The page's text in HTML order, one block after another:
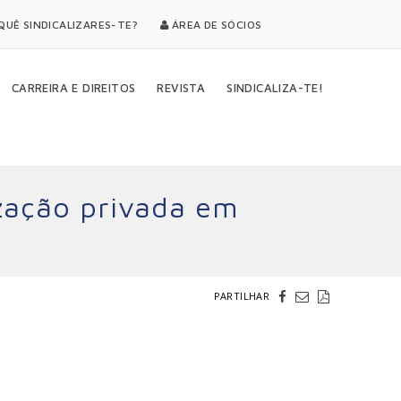
SINDICALIZARES-TE? ÁREA DE SÓCIOS
CARREIRA E DIREITOS REVISTA SINDICALIZA-TE!
privada em
PARTILHAR